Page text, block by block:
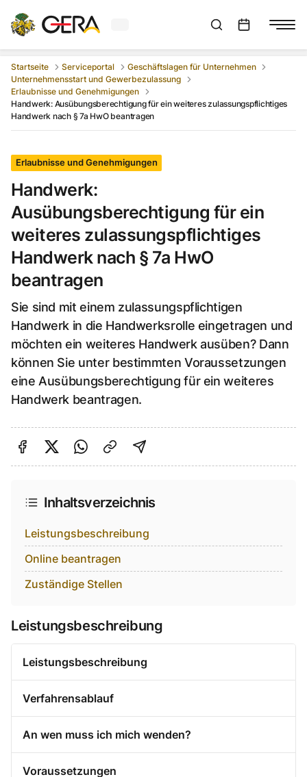
Aktuelles Wetter in GeraSuchleiste anzeigen
Startseite Serviceportal
Geschäftslagen für Unternehmen
Unternehmensstart und Gewerbezulassung
Erlaubnisse und Genehmigungen
Handwerk: Ausübungsberechtigung für ein weiteres zulassungspflichtiges
Handwerk nach § 7a HwO beantragen
Erlaubnisse und Genehmigungen
Handwerk:
Ausübungsberechtigung für ein
weiteres zulassungspflichtiges
Handwerk nach § 7a HwO
beantragen
Sie sind mit einem zulassungspflichtigen
Handwerk in die Handwerksrolle eingetragen und
möchten ein weiteres Handwerk ausüben? Dann
können Sie unter bestimmten Voraussetzungen
eine Ausübungsberechtigung für ein weiteres
Handwerk beantragen.
Auf Facebook teilen
Auf Twitter teilen
Per Link teilen
shareViaEmail
Inhaltsverzeichnis
Leistungsbeschreibung
Online beantragen
Zuständige Stellen
Leistungsbeschreibung
Leistungsbeschreibung
Verfahrensablauf
An wen muss ich mich wenden?
Voraussetzungen